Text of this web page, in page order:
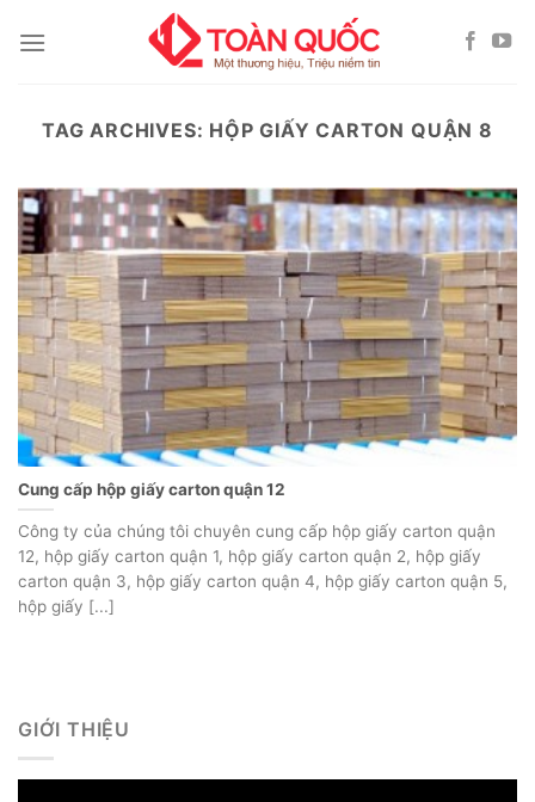
TAG ARCHIVES: HỘP GIẤY CARTON QUẬN 8
Cung cấp hộp giấy carton quận 12
Công ty của chúng tôi chuyên cung cấp hộp giấy carton quận
12, hộp giấy carton quận 1, hộp giấy carton quận 2, hộp giấy
carton quận 3, hộp giấy carton quận 4, hộp giấy carton quận 5,
hộp giấy [...]
GIỚI THIỆU